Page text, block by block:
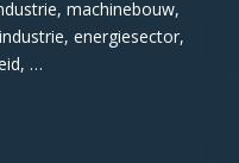
machinebouw,
energiesector,
…